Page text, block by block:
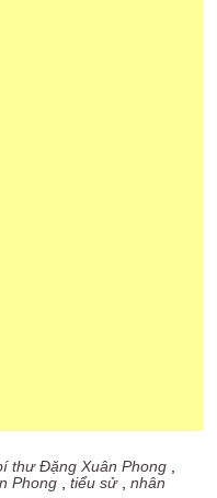
thư Đặng Xuân Phong
Phong ,tiểu sử,nhân